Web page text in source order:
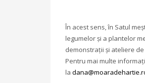
În acest sens, în Satul
legumelor și a plantelor
demonstrații și ateliere
Pentru mai multe
la